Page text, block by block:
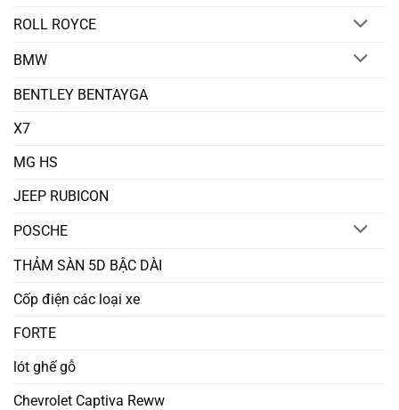
ROLL ROYCE
BMW
BENTLEY BENTAYGA
X7
MG HS
JEEP RUBICON
POSCHE
THẢM SÀN 5D BẬC DÀI
Cốp điện các loại xe
FORTE
lót ghế gỗ
Chevrolet Captiva Reww